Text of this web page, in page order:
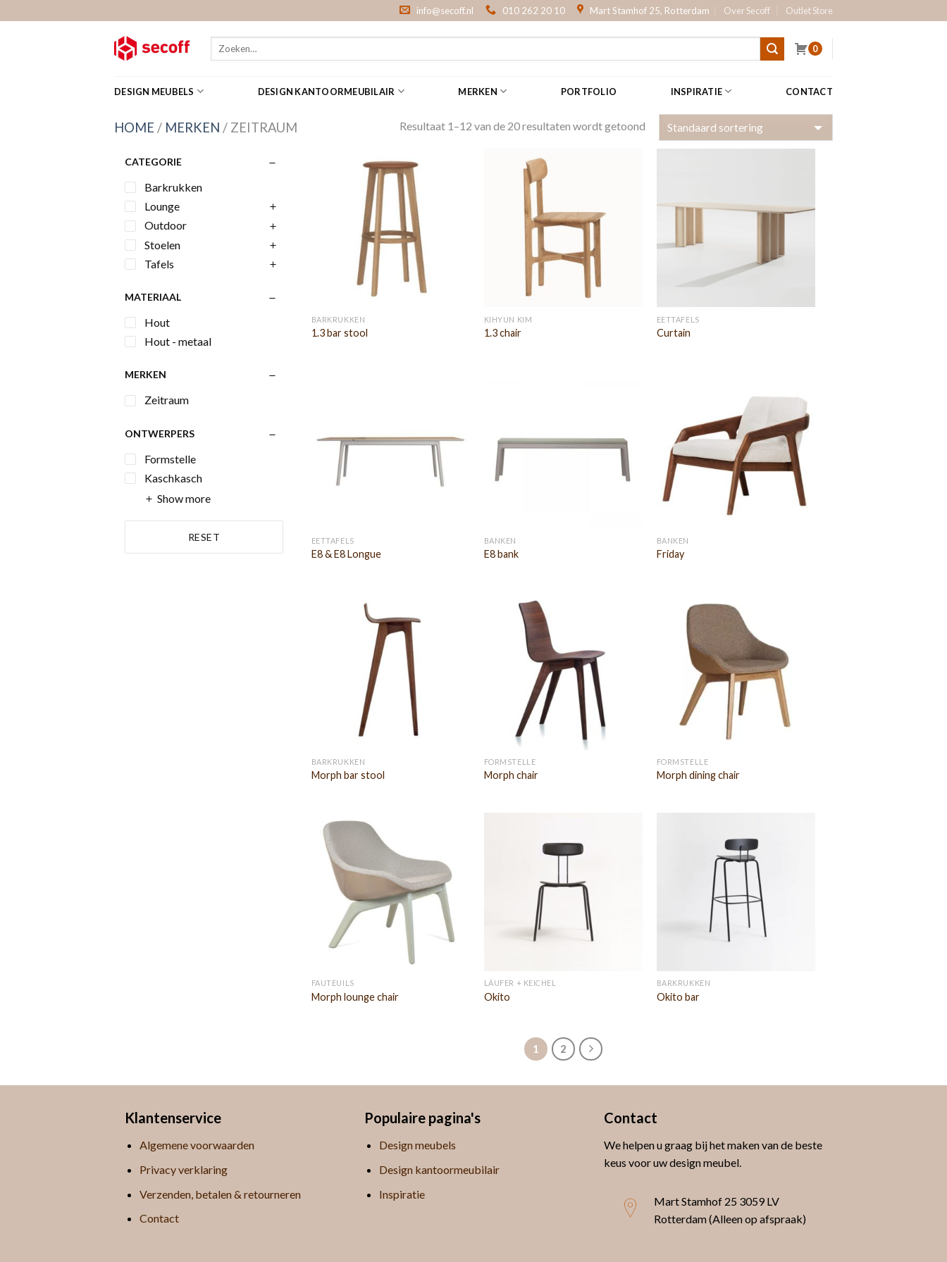
to
info@secoff.nl 010 262 20 10 Mart Stamhof 25, Rotterdam Over Secoff Outlet Store
Zoeken
0
DESIGN MEUBELS DESIGN KANTOORMEUBILAIR MERKEN PORTFOLIO INSPIRATIE CONTACT
HOME / MERKEN / ZEITRAUM Resultaat 1–12 van de 20 resultaten wordt getoond
CATEGORIE
Barkrukken
Lounge
Outdoor
Stoelen
Tafels
MATERIAAL
Hout
Hout - metaal
MERKEN
Zeitraum
ONTWERPERS
Formstelle
Kaschkasch
Show more
RESET
BARKRUKKEN
1.3 bar stool
KIHYUN KIM
1.3 chair
EETTAFELS
Curtain
EETTAFELS
E8 & E8 Longue
BANKEN
E8 bank
BANKEN
Friday
BARKRUKKEN
Morph bar stool
FORMSTELLE
Morph chair
FORMSTELLE
Morph dining chair
FAUTEUILS
Morph lounge chair
LÄUFER + KEICHEL
Okito
BARKRUKKEN
Okito bar
1 2
Klantenservice
Algemene voorwaarden
Privacy verklaring
Verzenden, betalen & retourneren
Contact
Populaire pagina's
Design meubels
Design kantoormeubilair
Inspiratie
Contact
We helpen u graag bij het maken van de beste
keus voor uw design meubel.
Mart Stamhof 25 3059 LV
Rotterdam (Alleen op afspraak)